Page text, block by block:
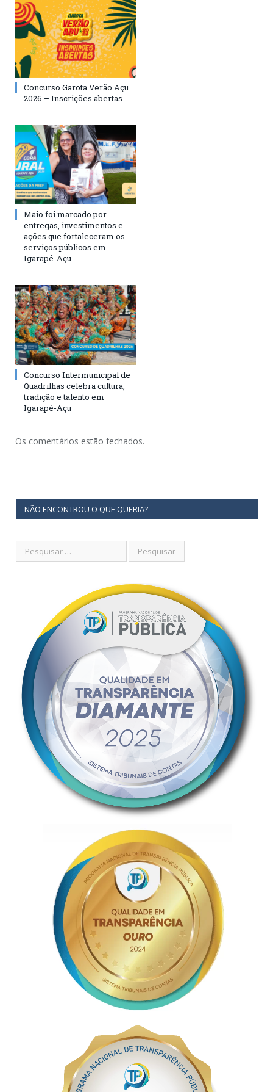
Concurso Garota Verão Açu
2026 – Inscrições abertas
Maio foi marcado por
entregas, investimentos e
ações que fortaleceram os
serviços públicos em
Igarapé-Açu
Concurso Intermunicipal de
Quadrilhas celebra cultura,
tradição e talento em
Igarapé-Açu
Os comentários estão fechados.
NÃO ENCONTROU O QUE QUERIA?